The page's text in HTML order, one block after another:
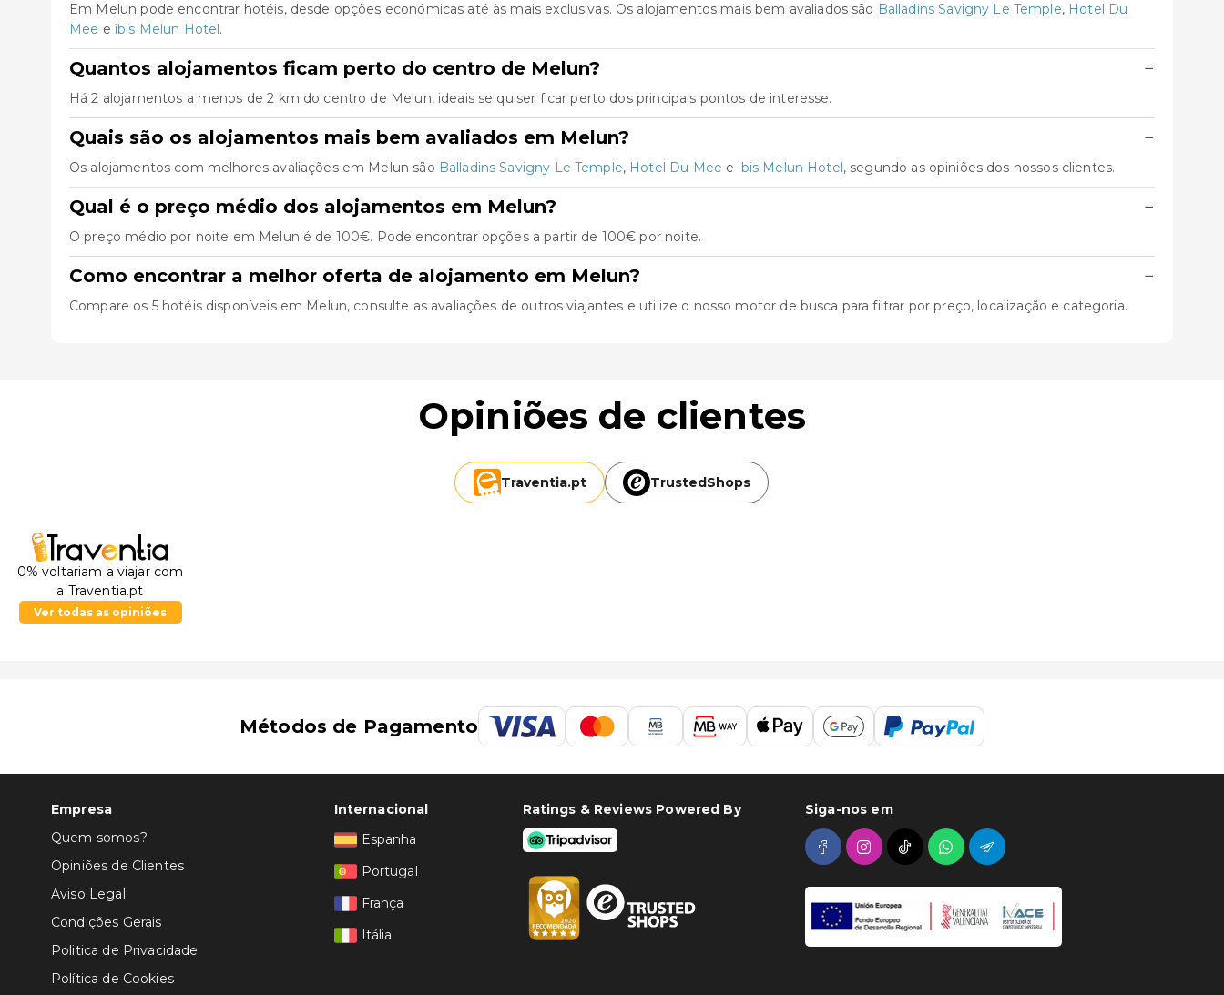
Em Melun pode encontrar hotéis, desde opções económicas até às mais exclusivas. Os alojamentos mais bem avaliados são Balladins Savigny Le Temple, Hotel Du
Mee e ibis Melun Hotel.
Quantos alojamentos ficam perto do centro de Melun? −
Há 2 alojamentos a menos de 2 km do centro de Melun, ideais se quiser ficar perto dos principais pontos de interesse.
Quais são os alojamentos mais bem avaliados em Melun? −
Os alojamentos com melhores avaliações em Melun são Balladins Savigny Le Temple, Hotel Du Mee e ibis Melun Hotel, segundo as opiniões dos nossos clientes.
Qual é o preço médio dos alojamentos em Melun? −
O preço médio por noite em Melun é de 100€. Pode encontrar opções a partir de 100€ por noite.
Como encontrar a melhor oferta de alojamento em Melun? −
Compare os 5 hotéis disponíveis em Melun, consulte as avaliações de outros viajantes e utilize o nosso motor de busca para filtrar por preço, localização e categoria.
Opiniões de clientes
Traventia.pt TrustedShops
0% voltariam a viajar com
a Traventia.pt
Ver todas as opiniões
Métodos de Pagamento
Empresa
Quem somos?
Opiniões de Clientes
Aviso Legal
Condições Gerais
Politica de Privacidade
Política de Cookies
Internacional
Espanha
Portugal
França
Itália
Ratings & Reviews Powered By Siga-nos em